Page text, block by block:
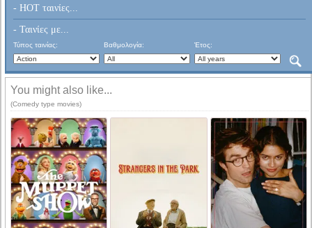
- HOT ταινίες...
- Ταινίες με...
Τύπος ταινίας: Βαθμολογία: Έτος:
You might also like...
(Comedy type movies)